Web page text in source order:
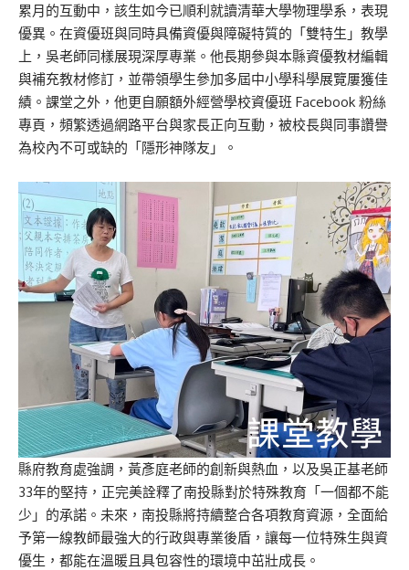
累月的互動中，該生如今已順利就讀清華大學物理學系，表現
優異。在資優班與同時具備資優與障礙特質的「雙特生」教學
上，吳老師同樣展現深厚專業。他長期參與本縣資優教材編輯
與補充教材修訂，並帶領學生參加多屆中小學科學展覽屢獲佳
績。課堂之外，他更自願額外經營學校資優班 Facebook 粉絲
專頁，頻繁透過網路平台與家長正向互動，被校長與同事讚譽
為校內不可或缺的「隱形神隊友」。
縣府教育處強調，黃彥庭老師的創新與熱血，以及吳正基老師
33年的堅持，正完美詮釋了南投縣對於特殊教育「一個都不能
少」的承諾。未來，南投縣將持續整合各項教育資源，全面給
予第一線教師最強大的行政與專業後盾，讓每一位特殊生與資
優生，都能在溫暖且具包容性的環境中茁壯成長。